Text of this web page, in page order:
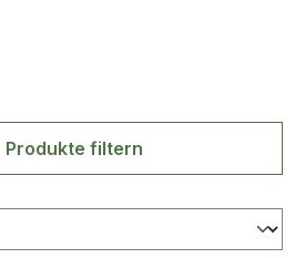
Produkte filtern